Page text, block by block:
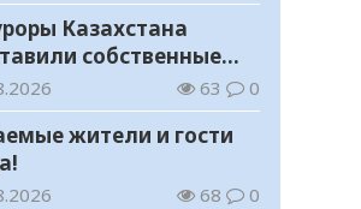
Казахстана
собственные
мировому
Кай-Фу Ли
63 0
жители и гости
68 0